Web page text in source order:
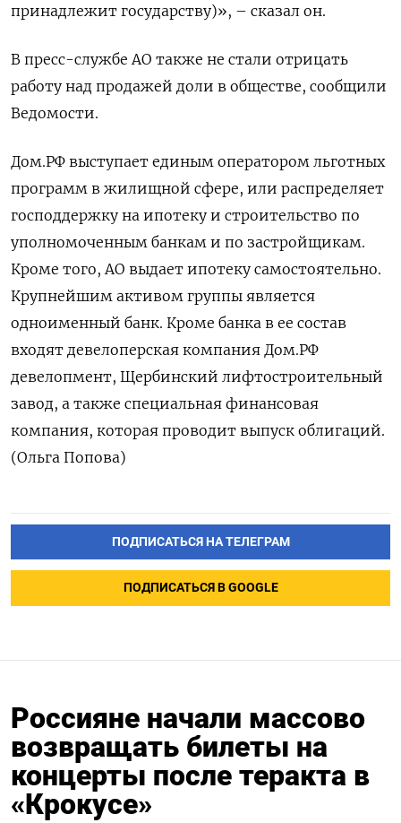
принадлежит государству)», – сказал он.
В пресс-службе АО также не стали отрицать
работу над продажей доли в обществе, сообщили
Ведомости.
Дом.РФ выступает единым оператором льготных
программ в жилищной сфере, или распределяет
господдержку на ипотеку и строительство по
уполномоченным банкам и по застройщикам.
Кроме того, АО выдает ипотеку самостоятельно.
Крупнейшим активом группы является
одноименный банк. Кроме банка в ее состав
входят девелоперская компания Дом.РФ
девелопмент, Щербинский лифтостроительный
завод, а также специальная финансовая
компания, которая проводит выпуск облигаций.
(Ольга Попова)
ПОДПИСАТЬСЯ НА ТЕЛЕГРАМ
ПОДПИСАТЬСЯ В GOOGLE
Россияне начали массово
возвращать билеты на
концерты после теракта в
«Крокусе»